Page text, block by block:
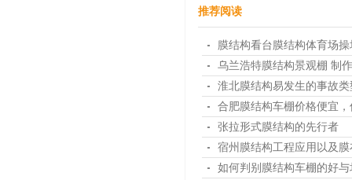
推荐阅读
膜结构看台膜结构体育场
乌兰浩特膜结构景观棚 制
淮北膜结构易发生的事故类
合肥膜结构车棚​价格便宜
张拉形式膜结构的先行者
宿州膜结构工程应用以及
如何判别膜结构车棚的好